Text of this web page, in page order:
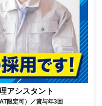
アシスタント
限定可）／賞与年3回